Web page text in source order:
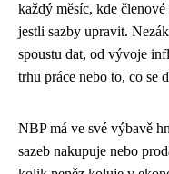
každý měsíc, kde
jestli sazby upravit.
spoustu dat, od vývoje
trhu práce nebo to, co se
NBP má ve své výbavě
sazeb nakupuje nebo